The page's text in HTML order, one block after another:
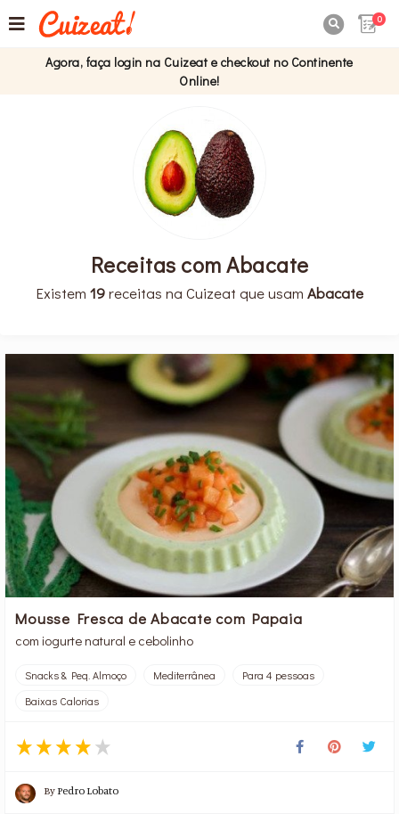
0
Agora, faça login na Cuizeat e checkout no Continente
Online!
Receitas com Abacate
Existem 19receitas na Cuizeat que usam Abacate
Mousse Fresca de Abacate com Papaia
com iogurte natural e cebolinho
Snacks & Peq. Almoço Mediterrânea
Para 4 pessoas
Baixas Calorias
ByPedro Lobato